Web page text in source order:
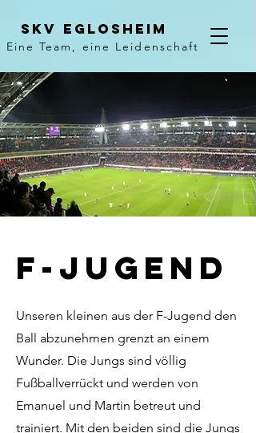
Skv Eglosheim
Eine Team, eine Leidenschaft
F-Jugend
Unseren kleinen aus der F-Jugend den
Ball abzunehmen grenzt an einem
Wunder. Die Jungs sind völlig
Fußballverrückt und werden von
Emanuel und Martin betreut und
trainiert. Mit den beiden sind die Jungs